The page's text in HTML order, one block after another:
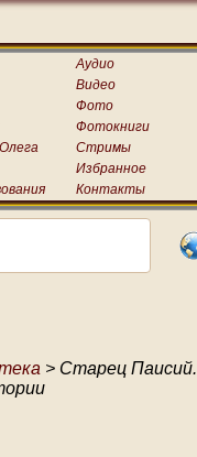
Аудио
Видео
Фото
Фотокниги
Стримы
Избранное
Контакты
> Старец Паисий.